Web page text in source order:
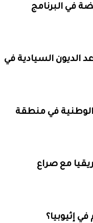
في البرنامج
الديون السيادية في
الوطنية في منطقة
مع صراع
إثيوبيا؟